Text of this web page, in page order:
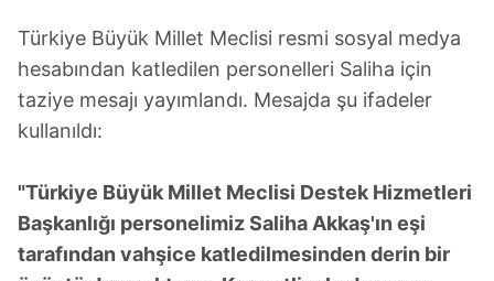
Sitemizde kendimize ve üçüncü kişilere ait çerezler
kullanılmaktadır. Bu çerezler vasıtasıyla çeşitli kişisel
verileriniz işlenmekte olup gerekli olan çerezler bilgi
toplumu hizmetlerinin sunulması amacıyla
reklam/pazarlama faaliyetlerinin yapılması, amaçlarıyla
sınırlı olarak açık rızanız dahilinde kullanılacaktır.
Türkiye Büyük Millet Meclisi resmi sosyal medya
hesabından katledilen personelleri Saliha için
taziye mesajı yayımlandı. Mesajda şu ifadeler
kullanıldı:
"Türkiye Büyük Millet Meclisi Destek Hizmetleri
Başkanlığı personelimiz Saliha Akkaş'ın eşi
tarafından vahşice katledilmesinden derin bir